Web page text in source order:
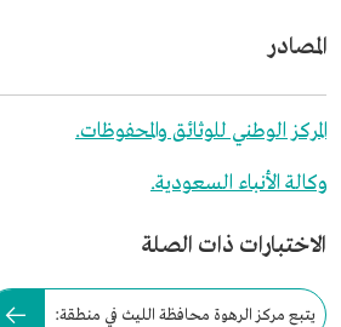
المصادر
المركز الوطني للوثائق والمحفوظات.
وكالة الأنباء السعودية.
الاختبارات ذات الصلة
يتبع مركز الرهوة محافظة الليث في منطقة: